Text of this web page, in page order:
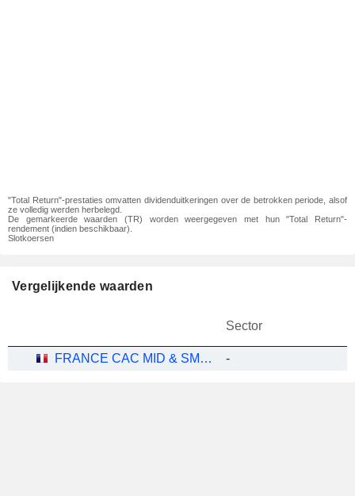
"Total Return"-prestaties omvatten dividenduitkeringen over de betrokken periode, alsof
ze volledig werden herbelegd.
De gemarkeerde waarden (TR) worden weergegeven met hun "Total Return"-
rendement (indien beschikbaar).
Slotkoersen
Vergelijkende waarden
Sector
FRANCE CAC MID & SMALL -